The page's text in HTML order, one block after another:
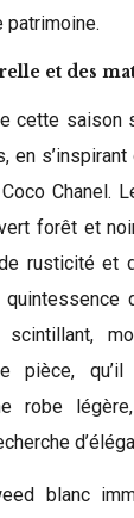
patrimoine.
et des
cette saison
en
Chanel.
forêt et
rusticité et
scintillant,
pièce, qu’il
robe
blanc